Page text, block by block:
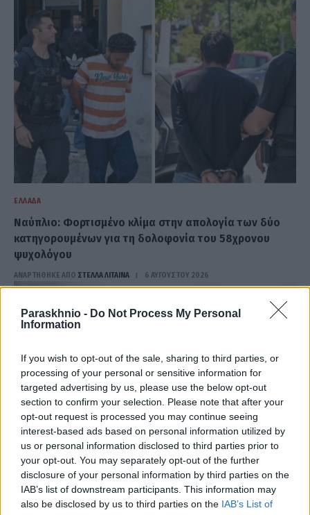
Paraskhnio - Do Not Process My Personal
Information
If you wish to opt-out of the sale, sharing to third parties, or
processing of your personal or sensitive information for
targeted advertising by us, please use the below opt-out
section to confirm your selection. Please note that after your
opt-out request is processed you may continue seeing
interest-based ads based on personal information utilized by
us or personal information disclosed to third parties prior to
your opt-out. You may separately opt-out of the further
disclosure of your personal information by third parties on the
IAB’s list of downstream participants. This information may
also be disclosed by us to third parties on the IAB’s List of
ΕΛΛΆΔΑ
Ναύπλιο: Φορτισμένο κλίμα στην απολογία των δύο
κατηγορουμένων για τη δολοφονία του 58χρονου
ψυχολόγου
ΑΝΑΡΤΗΘΗΚΕ ΑΠΟ ΣΤΈΛΛΑ ΛΊΤΑΙΝΑ 6 ΑΥΓΟΎΣΤΟΥ 2026
ΕΛΛΆΔΑ
Υπόθεση Marfin: Στην Ελλάδα η 46χρονη που